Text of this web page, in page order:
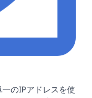
のIPアドレスを使